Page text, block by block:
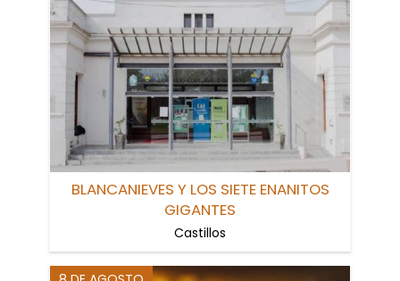
BLANCANIEVES Y LOS SIETE ENANITOS
GIGANTES
Castillos